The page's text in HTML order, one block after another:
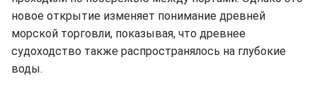
новое открытие изменяет понимание древней
морской торговли, показывая, что древнее
судоходство также распространялось на глубокие
воды.